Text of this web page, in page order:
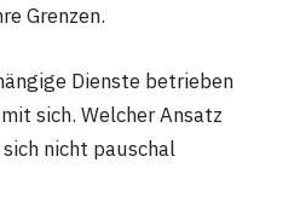
Grenzen.
Dienste betrieben
sich. Welcher Ansatz
nicht pauschal